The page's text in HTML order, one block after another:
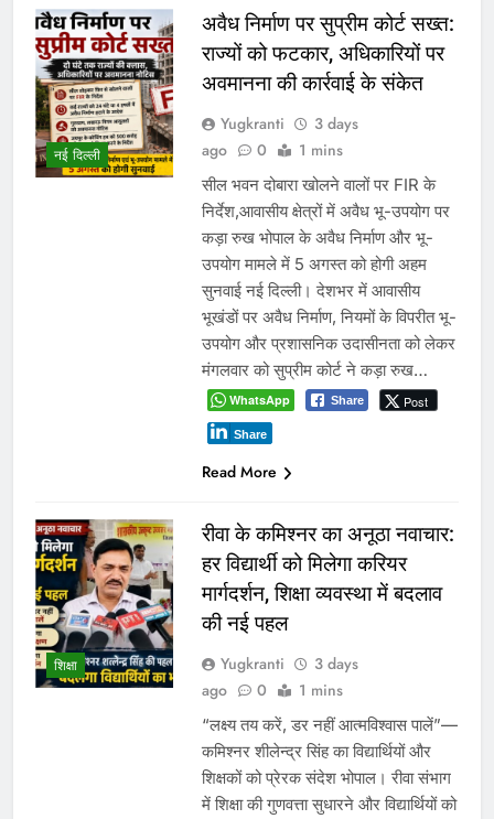
नई दिल्ली
अवैध निर्माण पर सुप्रीम कोर्ट सख्त:
राज्यों को फटकार, अधिकारियों पर
अवमानना की कार्रवाई के संकेत
Yugkranti
3 days
ago
0 1 mins
सील भवन दोबारा खोलने वालों पर FIR के
निर्देश,आवासीय क्षेत्रों में अवैध भू-उपयोग पर
कड़ा रुख भोपाल के अवैध निर्माण और भू-
उपयोग मामले में 5 अगस्त को होगी अहम
सुनवाई नई दिल्ली। देशभर में आवासीय
भूखंडों पर अवैध निर्माण, नियमों के विपरीत भू-
उपयोग और प्रशासनिक उदासीनता को लेकर
मंगलवार को सुप्रीम कोर्ट ने कड़ा रुख…
WhatsApp Share Post
Share
Read More
शिक्षा
रीवा के कमिश्नर का अनूठा नवाचार:
हर विद्यार्थी को मिलेगा करियर
मार्गदर्शन, शिक्षा व्यवस्था में बदलाव
की नई पहल
Yugkranti
3 days
ago
0 1 mins
“लक्ष्य तय करें, डर नहीं आत्मविश्वास पालें”—
कमिश्नर शीलेन्द्र सिंह का विद्यार्थियों और
शिक्षकों को प्रेरक संदेश भोपाल। रीवा संभाग
में शिक्षा की गुणवत्ता सुधारने और विद्यार्थियों को